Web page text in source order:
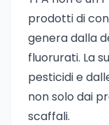
prodotti di
genera dalla
fluorurati. La
pesticidi e
non solo dai
scaffali.